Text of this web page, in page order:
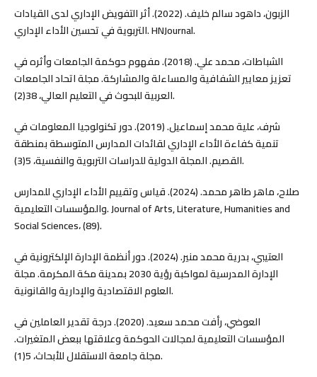
الزبون، داهود سالم خليف. (2022). أثر التفويض الإداري لدى القيادات
التربوية في تحسين الأداء الإداري. HNJournal.
الشباطات، محمد علي. (2018). مفهوم حوكمة الجامعات وأثره في
تعزيز معايير الشفافية والمساءلة والمشاركة. مجلة اتحاد الجامعات
العربية للبحوث في التعليم العالي، 38(2).
شرف، علية محمد إسماعيل. (2019). دور تكنولوجيا المعلومات في
تنمية كفاءة الأداء الإداري لقائدات المدارس المتوسطة بمنطقة
القصيم. المجلة الدولية للدراسات التربوية والنفسية، 5(3).
صلاح، ماهر طاهر محمد. (2024). قياس وتقييم الأداء الإداري للمدارس
والمؤسسات التعليمية. Journal of Arts, Literature, Humanities and
Social Sciences، (89).
العتيبي، بدرية محمد منير. (2024). دور أنظمة الإدارة الإلكترونية في
الإدارة المدرسية لمواكبة رؤية 2030 بمدينة مكة المكرمة. مجلة
العلوم الاقتصادية والإدارية والقانونية.
العوضي، رأفت محمد سعيد. (2020). درجة تقدير العاملين في
المؤسسات التعليمية لمجالات الحوكمة وعلاقتها ببعض المتغيرات.
مجلة جامعة الاستقلال للأبحاث، 5(1).